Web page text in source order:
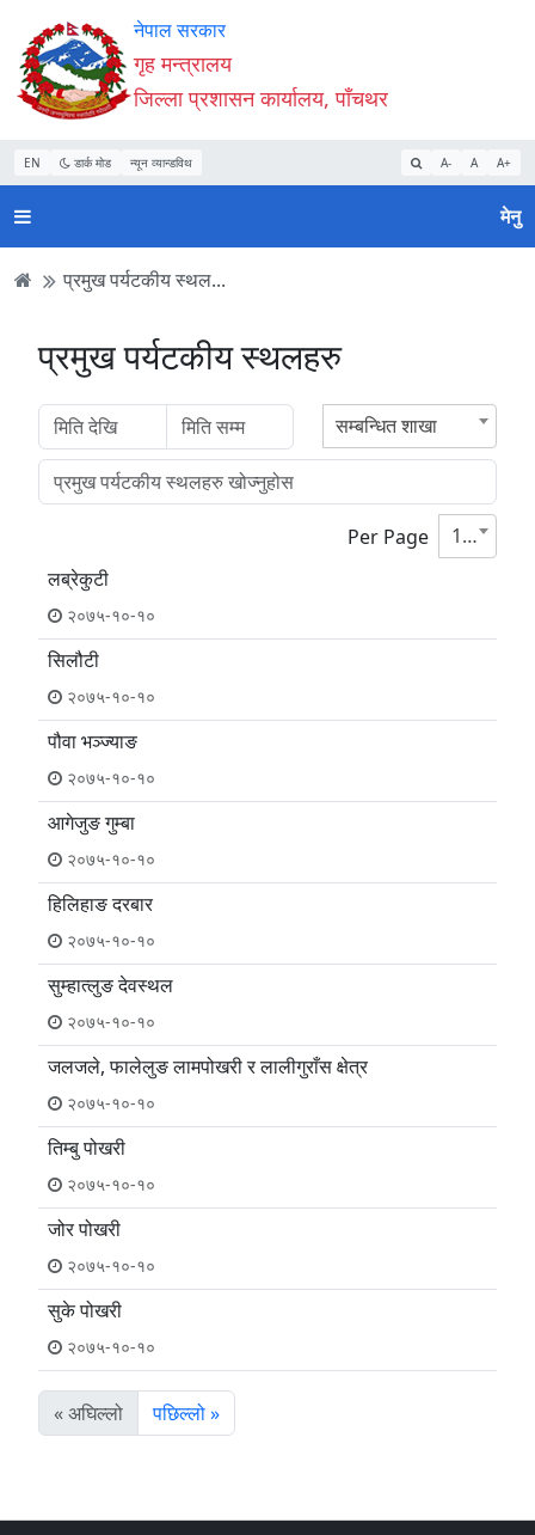
Accessibility
Mode
सुरु
गर्नुहोस्
सामाग्री
पढ्नुहाेस्
नेभिगेसन
पढ्नुहाेस्
वेबसाइट
खोजमा
जानुहोस्
नेपाल सरकार
गृह मन्त्रालय
जिल्ला प्रशासन कार्यालय, पाँचथर
EN डार्क मोड न्यून व्यान्डविथ A- A A+
मेनु
प्रमुख पर्यटकीय स्थल...
प्रमुख पर्यटकीय स्थलहरु
सम्बन्धित शाखा
Per Page
10
लब्रेकुटी
२०७५-१०-१०
सिलौटी
२०७५-१०-१०
पौवा भञ्ज्याङ
२०७५-१०-१०
आगेजुङ गुम्बा
२०७५-१०-१०
हिलिहाङ दरबार
२०७५-१०-१०
सुम्हात्लुङ देवस्थल
२०७५-१०-१०
जलजले, फालेलुङ लामपोखरी र लालीगुराँस क्षेत्र
२०७५-१०-१०
तिम्बु पोखरी
२०७५-१०-१०
जोर पोखरी
२०७५-१०-१०
सुके पोखरी
२०७५-१०-१०
« अघिल्लो पछिल्लो »